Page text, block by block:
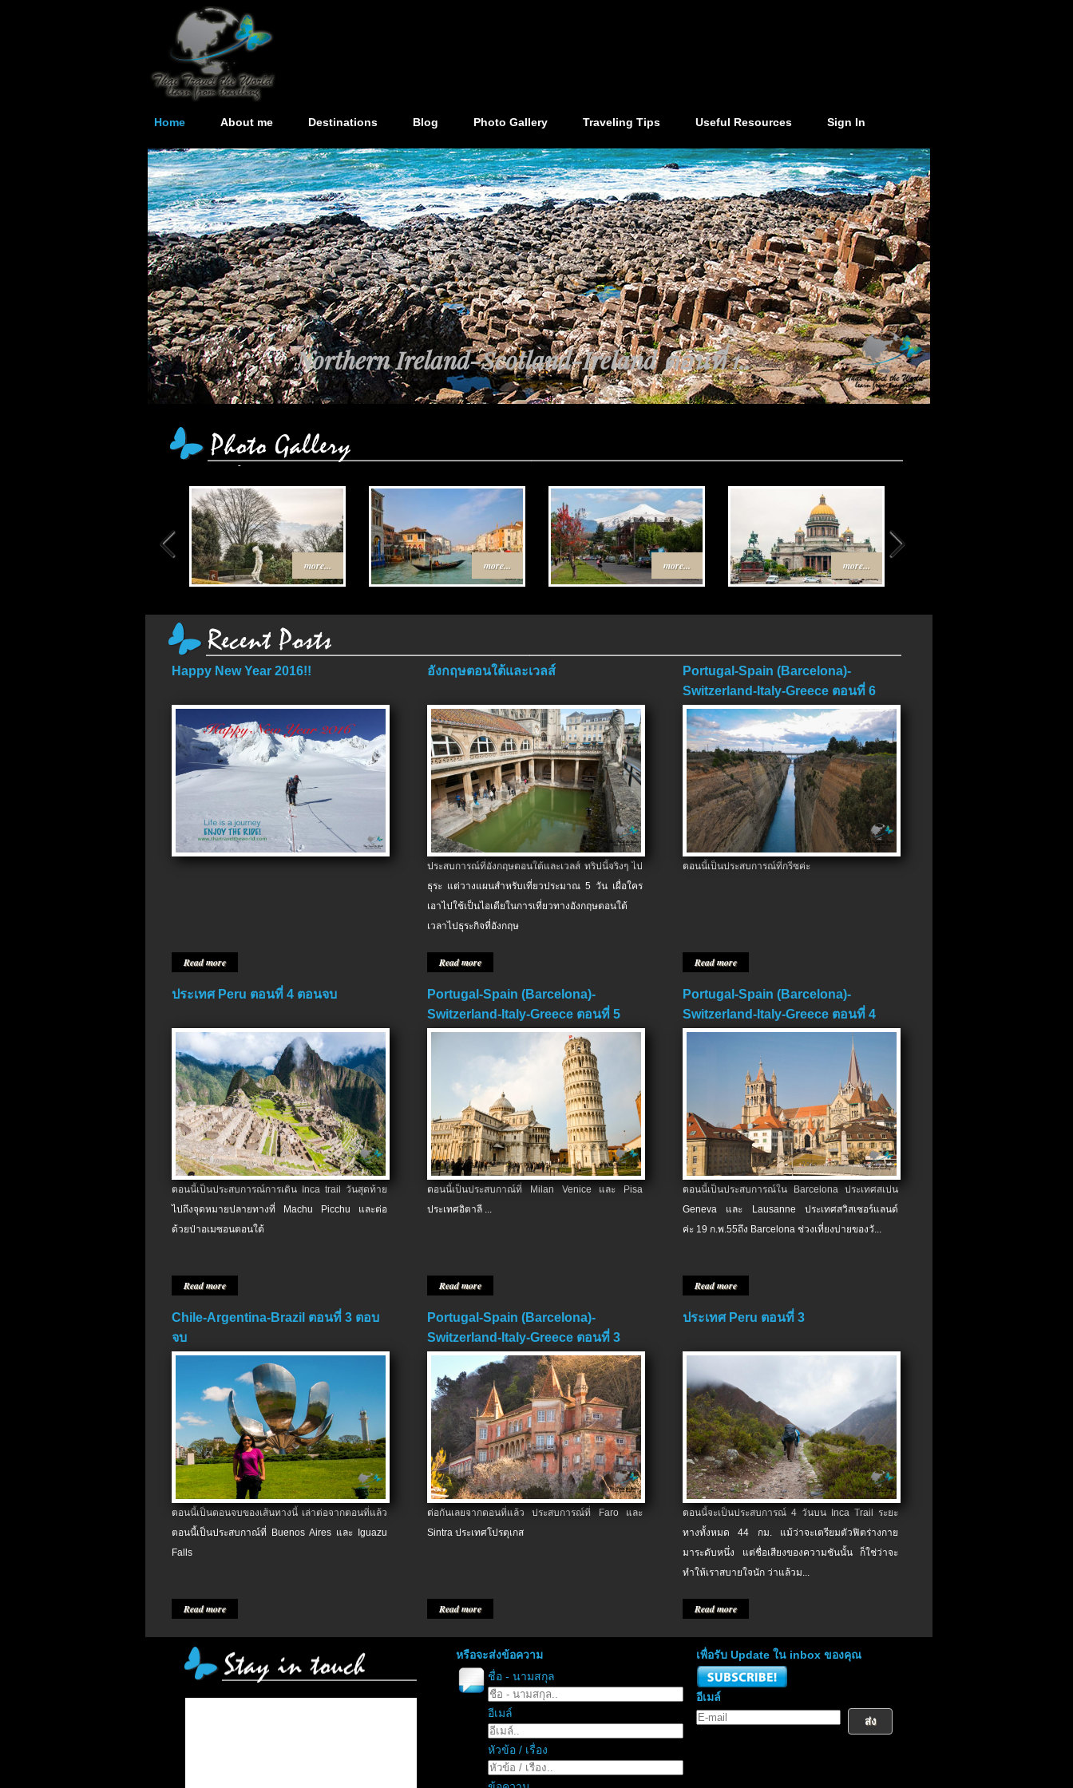
Home About me Destinations Blog Photo Gallery Traveling Tips Useful Resources Sign In
Northern Ireland-Scotland-Ireland ตอนที่ 1..
เส้นทาง Egypt-Jordan ตอนที่ 4 ตอนจบ..
more... more... more... more...
Happy New Year 2016!!
Read more
อังกฤษตอนใต้และเวลส์
ประสบการณ์ที่อังกฤษตอนใต้และเวลส์ ทริปนี้จริงๆ ไป
ธุระ แต่วางแผนสำหรับเที่ยวประมาณ 5 วัน เผื่อใคร
เอาไปใช้เป็นไอเดียในการเที่ยวทางอังกฤษตอนใต้
เวลาไปธุระกิจที่อังกฤษ
Read more
Portugal-Spain (Barcelona)-
Switzerland-Italy-Greece ตอนที่ 6
ตอนจบ
ตอนนี้เป็นประสบการณ์ที่กรีซค่ะ
Read more
ประเทศ Peru ตอนที่ 4 ตอนจบ
ตอนนี้เป็นประสบการณ์การเดิน Inca trail วันสุดท้าย
ไปถึงจุดหมายปลายทางที่ Machu Picchu และต่อ
ด้วยป่าอเมซอนตอนใต้
Read more
Portugal-Spain (Barcelona)-
Switzerland-Italy-Greece ตอนที่ 5
ตอนนี้เป็นประสบกาณ์ที่ Milan Venice และ Pisa
ประเทศอิตาลี ...
Read more
Portugal-Spain (Barcelona)-
Switzerland-Italy-Greece ตอนที่ 4
ตอนนี้เป็นประสบการณ์ใน Barcelona ประเทศสเปน
Geneva และ Lausanne ประเทศสวิสเซอร์แลนด์
ค่ะ 19 ก.พ.​55ถึง Barcelona ช่วงเที่ยงบ่ายของวั...
Read more
Chile-Argentina-Brazil ตอนที่ 3 ตอบ
จบ
ตอนนี้เป็นตอนจบของเส้นทางนี้ เล่าต่อจากตอนที่แล้ว
ตอนนี้เป็นประสบกาณ์ที่ Buenos Aires และ Iguazu
Falls
Read more
Portugal-Spain (Barcelona)-
Switzerland-Italy-Greece ตอนที่ 3
ต่อกันเลยจากตอนที่แล้ว ประสบการณ์ที่ Faro และ
Sintra ประเทศโปรตุเกส
Read more
ประเทศ Peru ตอนที่ 3
ตอนนี้จะเป็นประสบการณ์ 4 วันบน Inca Trail ระยะ
ทางทั้งหมด 44 กม. แม้ว่าจะเตรียมตัวฟิตร่างกาย
มาระดับหนึ่ง แต่ชื่อเสียงของความชันนั้น ก็ใช่ว่าจะ
ทำให้เราสบายใจนัก ว่าแล้วม...
Read more
หรือจะส่งข้อความ
ชื่อ - นามสกุล
อีเมล์
หัวข้อ / เรื่อง
เพื่อรับ Update ใน inbox ของคุณ
อีเมล์
ส่ง